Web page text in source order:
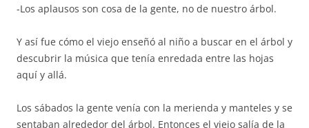
-Los aplausos son cosa de la gente, no de nuestro árbol.
Y así fue cómo el viejo enseñó al niño a buscar en el árbol y
descubrir la música que tenía enredada entre las hojas
aquí y allá.
Los sábados la gente venía con la merienda y manteles y se
sentaban alrededor del árbol. Entonces el viejo salía de la